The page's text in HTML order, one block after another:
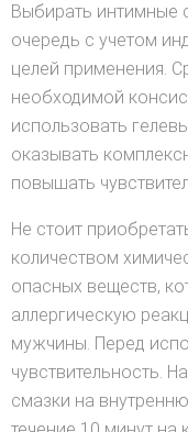
Выбирать интимные
очередь с учетом
целей применения.
необходимой
использовать
оказывать
повышать
Не стоит
количеством
опасных веществ,
аллергическую
мужчины. Перед
чувствительность.
смазки на